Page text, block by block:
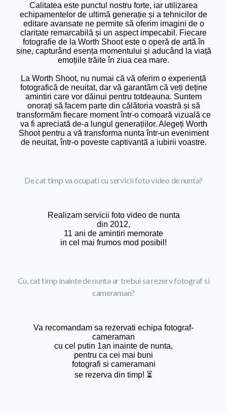
Calitatea este punctul nostru forte, iar utilizarea
echipamentelor de ultimă generație și a tehnicilor de
editare avansate ne permite să oferim imagini de o
claritate remarcabilă și un aspect impecabil. Fiecare
fotografie de la Worth Shoot este o operă de artă în
sine, capturând esența momentului și aducând la viață
emoțiile trăite în ziua cea mare.
La Worth Shoot, nu numai că vă oferim o experiență
fotografică de neuitat, dar vă garantăm că veți deține
amintiri care vor dăinui pentru totdeauna. Suntem
onorați să facem parte din călătoria voastră și să
transformăm fiecare moment într-o comoară vizuală ce
va fi apreciată de-a lungul generațiilor. Alegeți Worth
Shoot pentru a vă transforma nunta într-un eveniment
de neuitat, într-o poveste captivantă a iubirii voastre.
De cat timp va ocupati cu servicii foto video de nunta?
Realizam servicii foto video de nunta
din 2012,
11 ani de amintiri memorate
in cel mai frumos mod posibil!
Cu, cat timp inainte de nunta ar trebui sa rezerv fotograf si
cameraman?
Va recomandam sa rezervati echipa fotograf-
cameraman
cu cel putin 1an inainte de nunta,
pentru ca cei mai buni
fotografi si cameramani
se rezerva din timp! ⏳